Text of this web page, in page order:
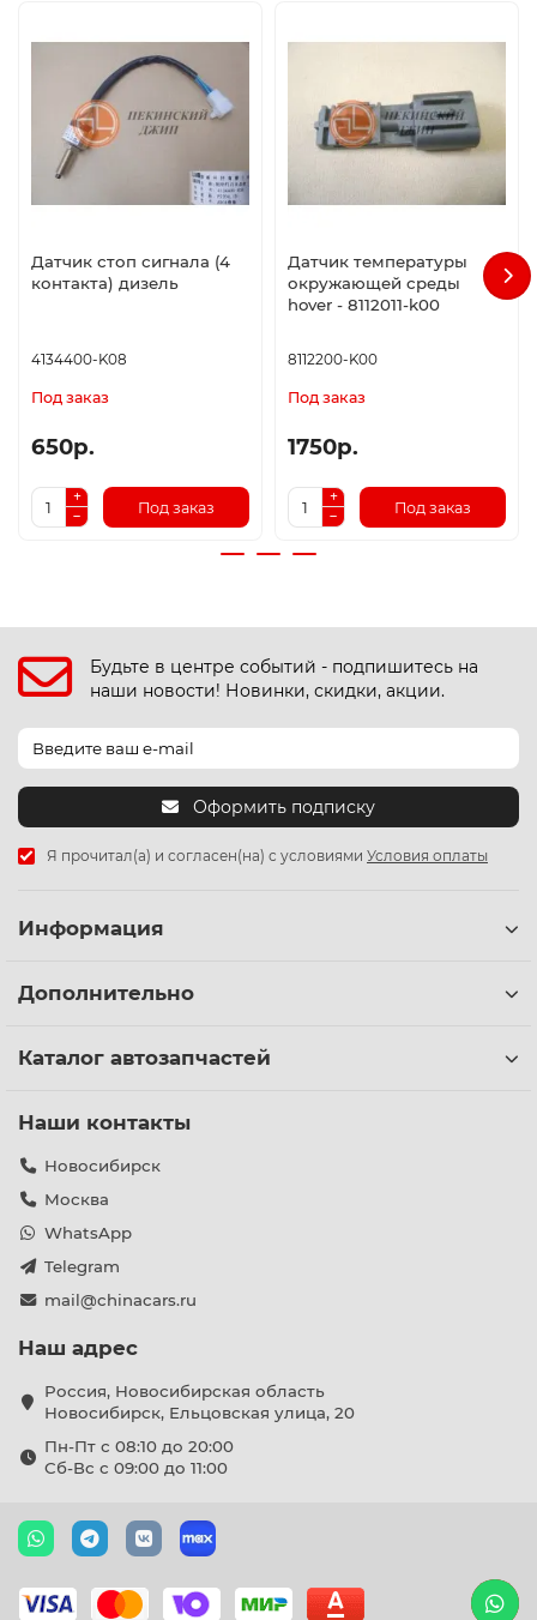
Датчик стоп сигнала (4
контакта) дизель
4134400-K08
Под заказ
650р.
Под заказ
Датчик температуры
окружающей среды
hover - 8112011-k00
8112200-K00
Под заказ
1750р.
Под заказ
Будьте в центре событий - подпишитесь на
наши новости! Новинки, скидки, акции.
Оформить подписку
Я прочитал(а) и согласен(на) с условиями Условия оплаты
Информация
Дополнительно
Каталог автозапчастей
Наши контакты
Новосибирск
Москва
WhatsApp
Telegram
mail@chinacars.ru
Наш адрес
Россия, Новосибирская область
Новосибирск, Ельцовская улица, 20
Пн-Пт с 08:10 до 20:00
Сб-Вс с 09:00 до 11:00